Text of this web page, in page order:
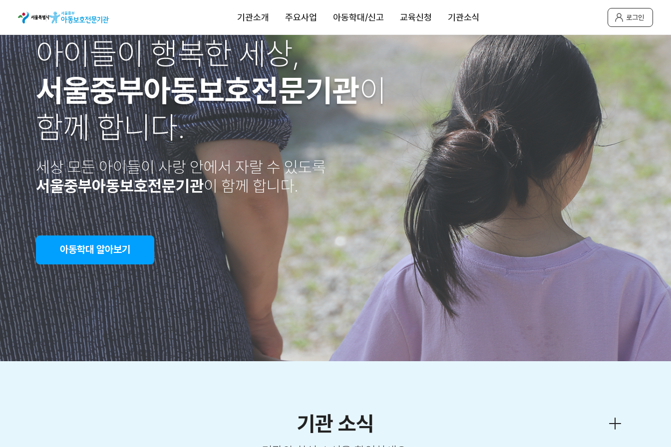
기관소개 주요사업 아동학대/신고 교육신청 기관소식 로그인
아이들이 행복한 세상,
서울중부아동보호전문기관이
함께 합니다.
세상 모든 아이들이 사랑 안에서 자랄 수 있도록
서울중부아동보호전문기관이 함께 합니다.
아동학대 알아보기
기관 소식